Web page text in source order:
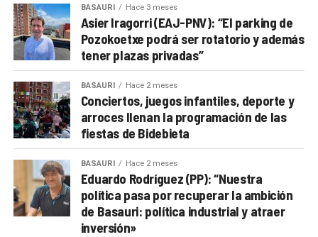
BASAURI Hace 3 meses
Asier Iragorri (EAJ-PNV): “El parking de
Pozokoetxe podrá ser rotatorio y además
tener plazas privadas”
BASAURI Hace 2 meses
Conciertos, juegos infantiles, deporte y
arroces llenan la programación de las
fiestas de Bidebieta
BASAURI Hace 2 meses
Eduardo Rodríguez (PP): “Nuestra
política pasa por recuperar la ambición
de Basauri: política industrial y atraer
inversión»